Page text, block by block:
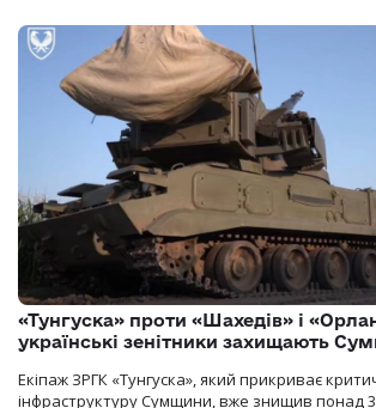
«Тунгуска» проти «Шахедів» і
українські зенітники захищають
Екіпаж ЗРГК «Тунгуска», який прикриває
інфраструктуру Сумщини, вже знищив понад